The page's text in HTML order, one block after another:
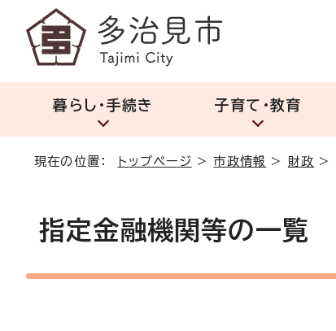
暮らし・手続き 子育て・教育
現在の位置： トップページ >市政情報 > 財政 >
指定金融機関等の一覧